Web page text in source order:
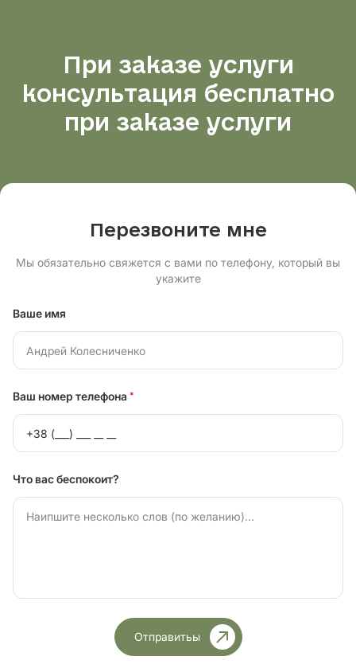
При заказе услуги
консультация бесплатно
при заказе услуги
Перезвоните мне
Мы обязательно свяжется с вами по телефону, который вы
укажите
Ваше имя
Ваш номер телефона *
Что вас беспокоит?
Отправитьы